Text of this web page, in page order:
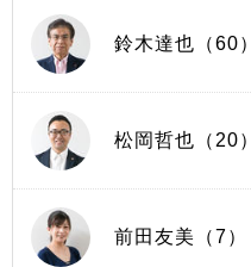
鈴木達也（60）
松岡哲也（20）
前田友美（7）